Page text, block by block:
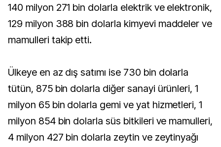
140 milyon 271 bin dolarla elektrik ve elektronik,
129 milyon 388 bin dolarla kimyevi maddeler ve
mamulleri takip etti.
Ülkeye en az dış satımı ise 730 bin dolarla
tütün, 875 bin dolarla diğer sanayi ürünleri, 1
milyon 65 bin dolarla gemi ve yat hizmetleri, 1
milyon 854 bin dolarla süs bitkileri ve mamulleri,
4 milyon 427 bin dolarla zeytin ve zeytinyağı